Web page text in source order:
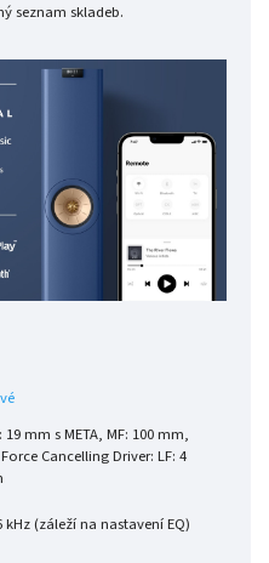
seznam skladeb.
19 mm s META, MF: 100 mm,
Cancelling Driver: LF: 4
kHz (záleží na nastavení EQ)